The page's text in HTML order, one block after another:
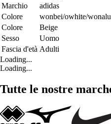
Marchio
adidas
Colore
wonbei/owhite/wonalu
Colore
Beige
Sesso
Uomo
Fascia d'età Adulti
Loading...
Loading...
Tutte le nostre